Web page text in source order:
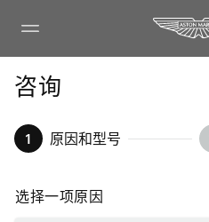
咨询
1 原因和型号
选择一项原因